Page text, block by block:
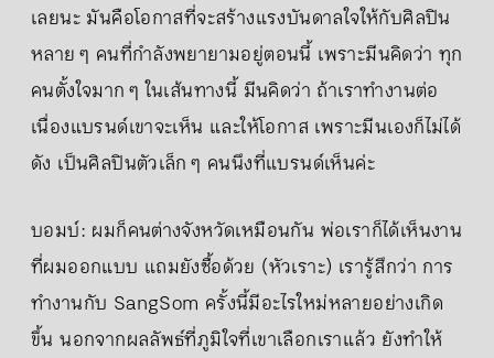
เลยนะ มันคือโอกาสที่จะสร้างแรงบันดาลใจให้กับศิลปิน
หลาย ๆ คนที่กำลังพยายามอยู่ตอนนี้ เพราะมีนคิดว่า ทุก
คนตั้งใจมาก ๆ ในเส้นทางนี้ มีนคิดว่า ถ้าเราทำงานต่อ
เนื่องแบรนด์เขาจะเห็น และให้โอกาส เพราะมีนเองก็ไม่ได้
ดัง เป็นศิลปินตัวเล็ก ๆ คนนึงที่แบรนด์เห็นค่ะ
บอมบ์: ผมก็คนต่างจังหวัดเหมือนกัน พ่อเราก็ได้เห็นงาน
ที่ผมออกแบบ แถมยังซื้อด้วย (หัวเราะ) เรารู้สึกว่า การ
ทำงานกับ SangSom ครั้งนี้มีอะไรใหม่หลายอย่างเกิด
ขึ้น นอกจากผลลัพธ์ที่ภูมิใจที่เขาเลือกเราแล้ว ยังทำให้